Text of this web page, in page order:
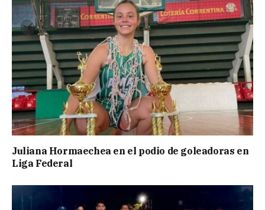
Juliana Hormaechea en el podio de goleadoras en
Liga Federal